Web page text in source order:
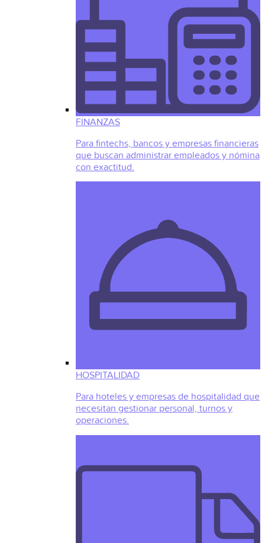
FINANZAS
Para fintechs, bancos y empresas financieras
que buscan administrar empleados y nómina
con exactitud.
HOSPITALIDAD
Para hoteles y empresas de hospitalidad que
necesitan gestionar personal, turnos y
operaciones.